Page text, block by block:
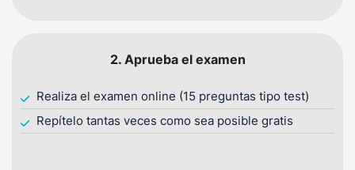
2. Aprueba el examen
Realiza el examen online (15 preguntas tipo test)
Repítelo tantas veces como sea posible gratis